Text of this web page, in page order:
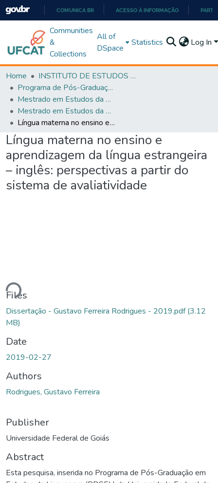
PARA
O
COMUNICA BR ACESSO À INFORMAÇÃO
Communities
&
Collections
All of
DSpace
Statistics Log In
Home
INSTITUTO DE ESTUDOS DA LINGUAGEM
Programa de Pós-Graduação em Estudos da Linguagem (PPGEL)
Mestrado em Estudos da Linguagem - PPGEL
Mestrado em Estudos da Linguagem - PPGEL
Língua materna no ensino e aprendizagem da língua estrangeira – inglês: perspectivas a partir do sistema de avaliatividade
Língua materna no ensino e
aprendizagem da língua estrangeira
– inglês: perspectivas a partir do
sistema de avaliatividade
Files
Dissertação - Gustavo Ferreira Rodrigues - 2019.pdf(3.12
MB)
Date
2019-02-27
Authors
Rodrigues, Gustavo Ferreira
Publisher
Universidade Federal de Goiás
Abstract
Esta pesquisa, inserida no Programa de Pós-Graduação em